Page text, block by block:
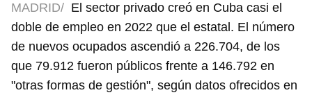
MADRID/ El sector privado creó en Cuba casi el
doble de empleo en 2022 que el estatal. El número
de nuevos ocupados ascendió a 226.704, de los
que 79.912 fueron públicos frente a 146.792 en
"otras formas de gestión", según datos ofrecidos en